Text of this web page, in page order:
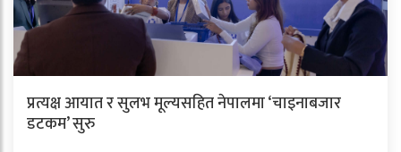
प्रत्यक्ष आयात र सुलभ मूल्यसहित नेपालमा ‘चाइनाबजार
डटकम’ सुरु